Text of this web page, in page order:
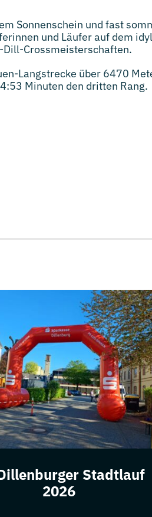
Sonnenschein und fast
und Läufer auf dem
Dill-Crossmeisterschaften.
Langstrecke über 6470
Minuten den dritten Rang.
Stadtlauf
2026